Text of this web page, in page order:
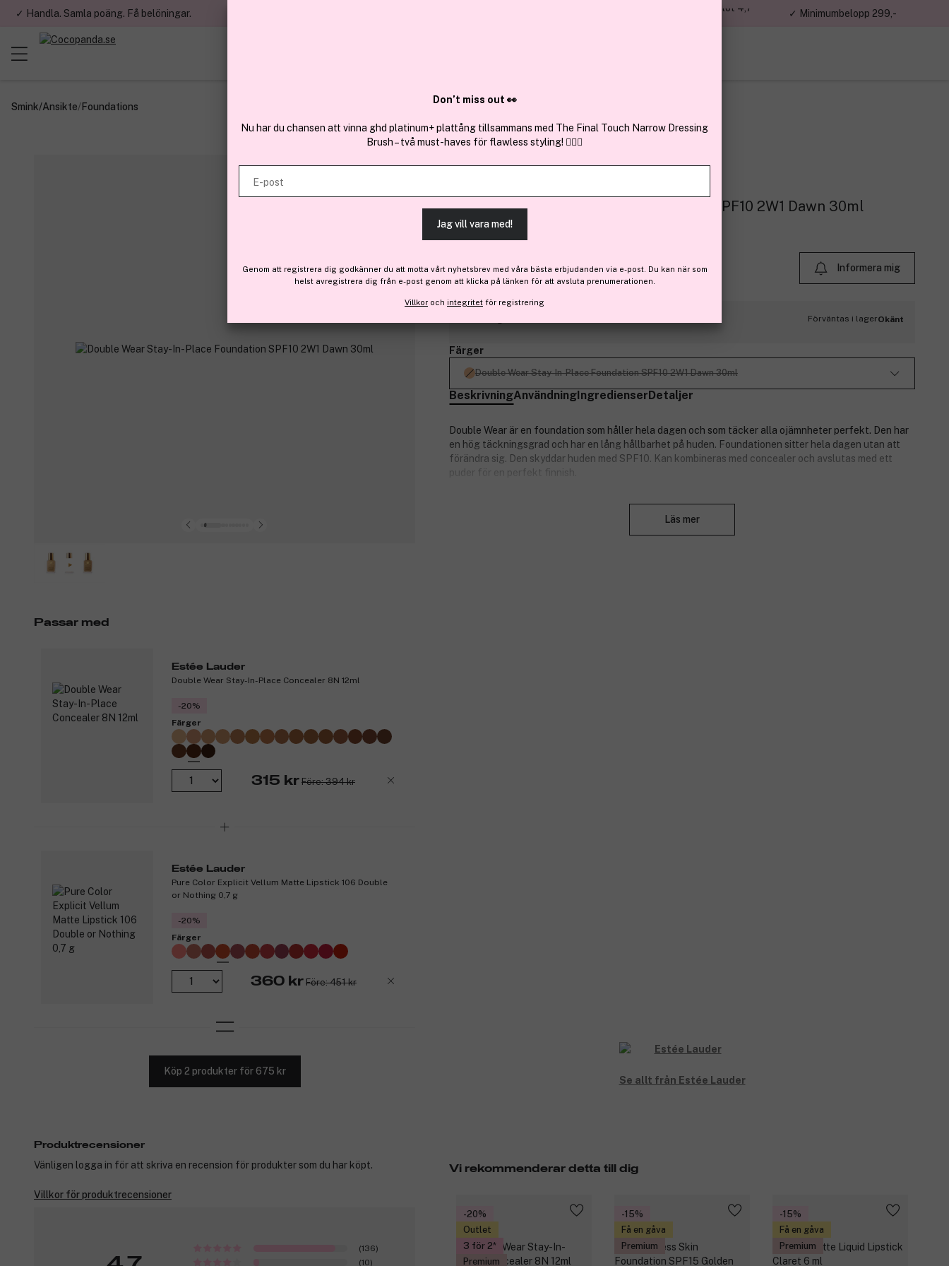
✓ Handla. Samla poäng. Få belöningar.
✓ Över 1,5 miljon kunder – Trustpilot 4,7
✓ Minimumbelopp 299,-
Smink/Ansikte/Foundations
Double Wear Stay-In-Place Foundation SPF10 2W1 Dawn 30ml
Slut i lager
Informera mig
Förväntas i lagerOkänt
Färger
Double Wear Stay-In-Place Foundation SPF10 2W1 Dawn 30ml
BeskrivningAnvändningIngredienserDetaljer
Double Wear är en foundation som håller hela dagen och som täcker alla ojämnheter perfekt. Den har
en hög täckningsgrad och har en lång hållbarhet på huden. Foundationen sitter hela dagen utan att
förändra sig. Den skyddar huden med SPF10. Kan kombineras med concealer och avslutas med ett
puder för en perfekt finnish.
Läs mer
Passar med
Estée Lauder
Double Wear Stay-In-Place Concealer 8N 12ml
-20%
Färger
315 kr Före: 394 kr
Estée Lauder
Pure Color Explicit Vellum Matte Lipstick 106 Double
or Nothing 0,7 g
-20%
Färger
360 kr Före: 451 kr
Köp 2 produkter för 675 kr
Se allt från Estée Lauder
Vi rekommenderar detta till dig
-20%
Outlet
3 för 2
Premium
-15%
Få en gåva
Premium
-15%
Få en gåva
Premium
Produktrecensioner
Vänligen logga in för att skriva en recension för produkter som du har köpt.
Villkor för produktrecensioner
(136)
(10)
Don’t miss out 👀
Nu har du chansen att vinna ghd platinum+ plattång tillsammans med The Final Touch Narrow Dressing
Brush – två must-haves för flawless styling! 💇‍♀️✨
E-post
Jag vill vara med!
Genom att registrera dig godkänner du att motta vårt nyhetsbrev med våra bästa erbjudanden via e-post. Du kan när som
helst avregistrera dig från e-post genom att klicka på länken för att avsluta prenumerationen.
Villkor och integritet för registrering